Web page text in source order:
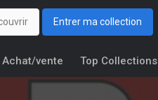
Entrer ma collection
Achat/vente Top Collections